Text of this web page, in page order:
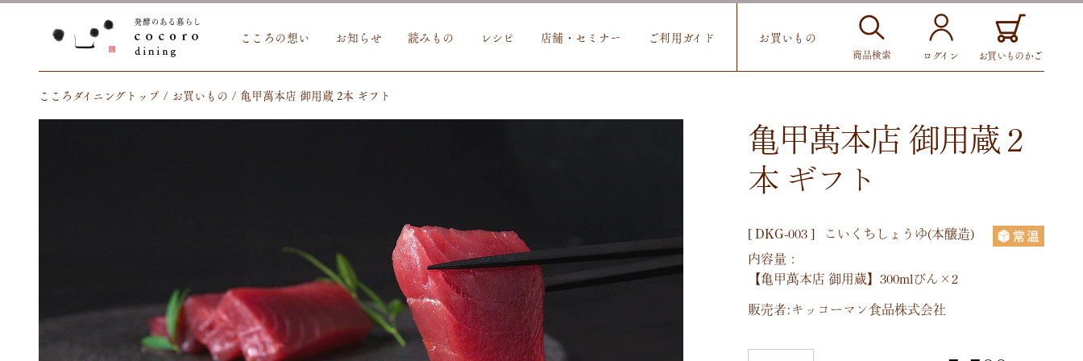
こころの想い お知らせ 読みもの レシピ 店舗・セミナー ご利用ガイド お買いもの
商品検索 ログイン お買いものかご
こころダイニングトップ お買いもの 亀甲萬本店 御用蔵 2本 ギフト
亀甲萬本店 御用蔵 2
本 ギフト
[DKG-003]
こいくちしょうゆ(本醸造)
内容量：
【亀甲萬本店 御用蔵】300mlびん×2
販売者:キッコーマン食品株式会社